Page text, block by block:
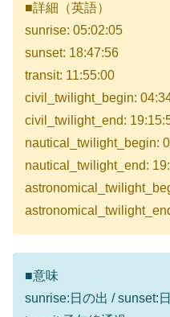
■詳細（英語）
sunrise: 05:02:05
sunset: 18:47:56
transit: 11:55:00
civil_twilight_begin:
civil_twilight_end:
nautical_twilight_begin:
nautical_twilight_end:
■意味
sunrise:日の出 / sunset: